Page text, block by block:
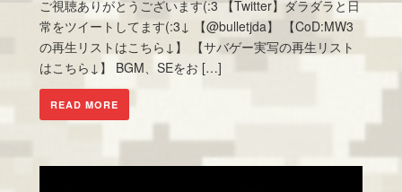
ご視聴ありがとうございます(:3 【Twitter】ダラダラと日
常をツイートしてます(:3↓ 【@bulletjda】 【CoD:MW3
の再生リストはこちら↓】 【サバゲー実写の再生リスト
はこちら↓】 BGM、SEをお […]
READ MORE